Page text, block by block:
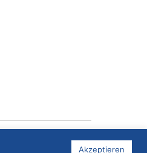
Akzeptieren